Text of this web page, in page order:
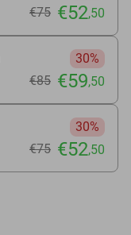
€75 €52,50
30%
€85 €59,50
30%
€75 €52,50